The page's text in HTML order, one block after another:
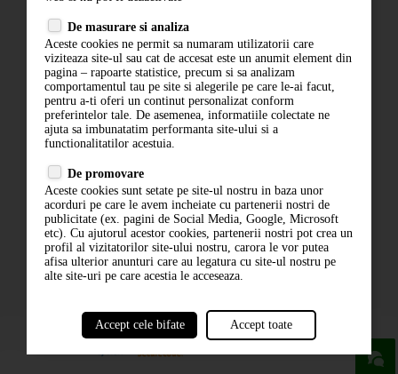
Politica de confidentialitate
ANPC
ABONARE LA NEWSLETTER
ABONARE
De masurare si analiza
Aceste cookies ne permit sa numaram utilizatorii care
viziteaza site-ul sau cat de accesat este un anumit element din
pagina – rapoarte statistice, precum si sa analizam
comportamentul tau pe site si alegerile pe care le-ai facut,
pentru a-ti oferi un continut personalizat conform
preferintelor tale. De asemenea, informatiile colectate ne
ajuta sa imbunatatim performanta site-ului si a
functionalitatilor acestuia.
De promovare
Aceste cookies sunt setate pe site-ul nostru in baza unor
acorduri pe care le avem incheiate cu partenerii nostri de
publicitate (ex. pagini de Social Media, Google, Microsoft
etc). Cu ajutorul acestor cookies, partenerii nostri pot crea un
profil al vizitatorilor site-ului nostru, carora le vor putea
afisa ulterior anunturi care au legatura cu site-ul nostru pe
alte site-uri pe care acestia le acceseaza.
Accept cele bifate Accept toate